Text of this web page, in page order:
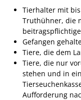
Tierhalter mit
Truthühner, die
Gefangen
Tiere, die dem
Tiere, die nur
stehen und in
Aufforderung